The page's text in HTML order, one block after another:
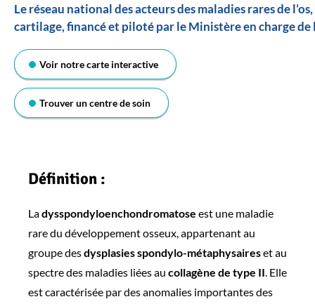
Le réseau national des acteurs des maladies rares de
cartilage, financé et piloté par le Ministère en charge de
Voir notre carte interactive
Trouver un centre de soin
Définition :
Ladysspondyloenchondromatose est une maladie
rare du développement osseux, appartenant au
groupe desdysplasies spondylo-métaphysaireset au
spectre des maladies liées au collagène de type II. Elle
est caractérisée par des anomalies importantes des